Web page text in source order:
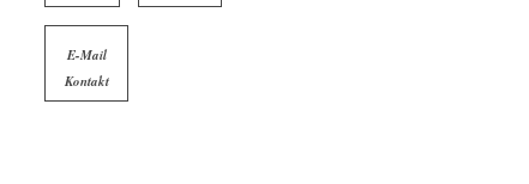
E-Mail
Kontakt